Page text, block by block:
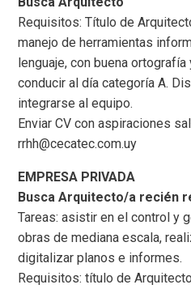
Requisitos: Título de
manejo de herramientas
lenguaje, con buena
conducir al día categoría A.
integrarse al equipo.
Enviar CV con aspiraciones
rrhh@cecatec.com.uy
EMPRESA PRIVADA
Busca Arquitecto/a recién
Tareas: asistir en el control y
obras de mediana escala,
digitalizar planos e informes.
Requisitos: título de